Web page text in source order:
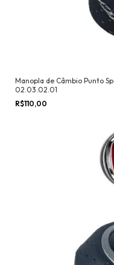
Manopla de Câmbio Punto
02.03.02.01
R$110,00